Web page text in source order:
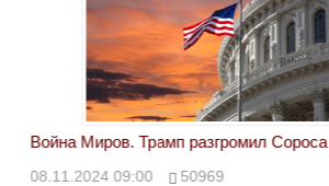
Война Миров. Трамп разгромил Сороса
08.11.2024 09:00 50969